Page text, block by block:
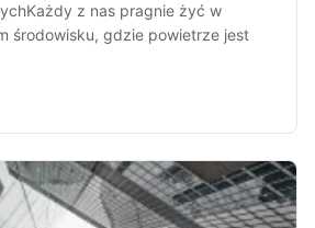
z nas pragnie żyć w
środowisku, gdzie powietrze jest